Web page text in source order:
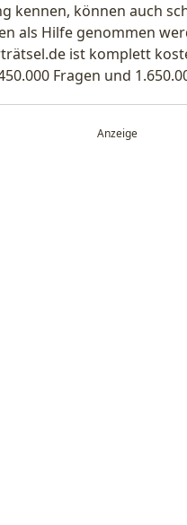
kennen, können auch
als Hilfe genommen
ist komplett
Fragen und